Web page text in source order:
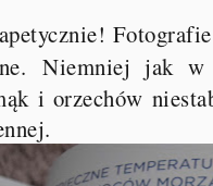
Niemniej jak w
i orzechów